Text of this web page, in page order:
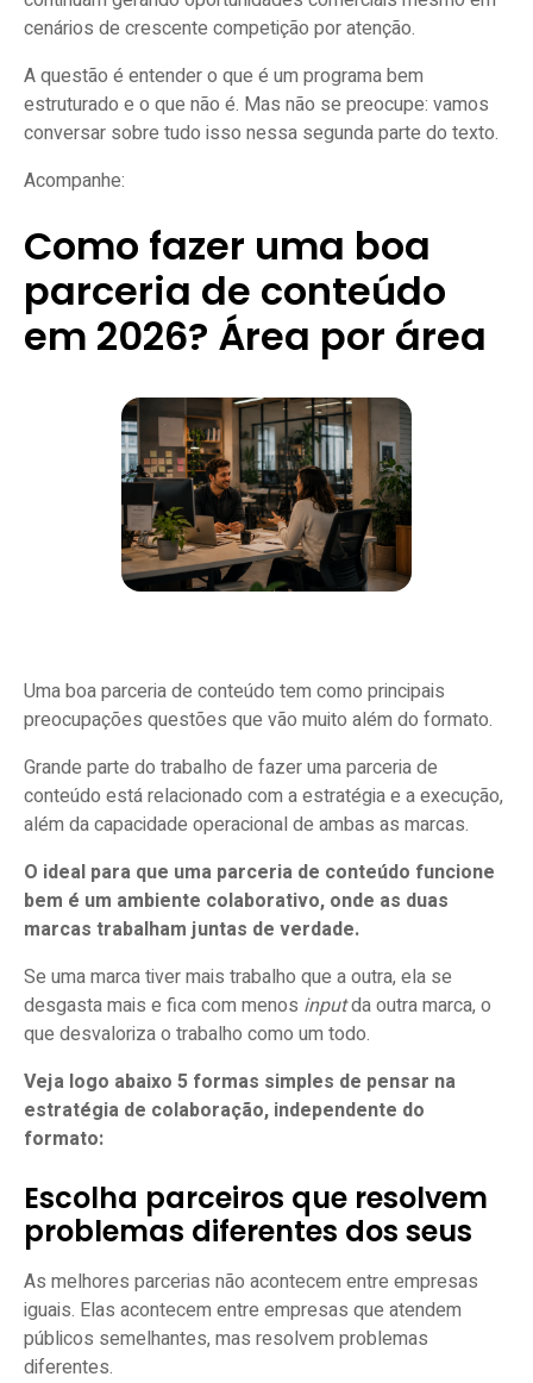
cenários de crescente competição por atenção.
A questão é entender o que é um programa bem
estruturado e o que não é. Mas não se preocupe: vamos
conversar sobre tudo isso nessa segunda parte do texto.
Acompanhe:
Como fazer uma boa
parceria de conteúdo
em 2026? Área por área
Uma boa parceria de conteúdo tem como principais
preocupações questões que vão muito além do formato.
Grande parte do trabalho de fazer uma parceria de
conteúdo está relacionado com a estratégia e a execução,
além da capacidade operacional de ambas as marcas.
O ideal para que uma parceria de conteúdo funcione
bem é um ambiente colaborativo, onde as duas
marcas trabalham juntas de verdade.
Se uma marca tiver mais trabalho que a outra, ela se
desgasta mais e fica com menos inputda outra marca, o
que desvaloriza o trabalho como um todo.
Veja logo abaixo 5 formas simples de pensar na
estratégia de colaboração, independente do
formato:
Escolha parceiros que resolvem
problemas diferentes dos seus
As melhores parcerias não acontecem entre empresas
iguais. Elas acontecem entre empresas que atendem
públicos semelhantes, mas resolvem problemas
diferentes.